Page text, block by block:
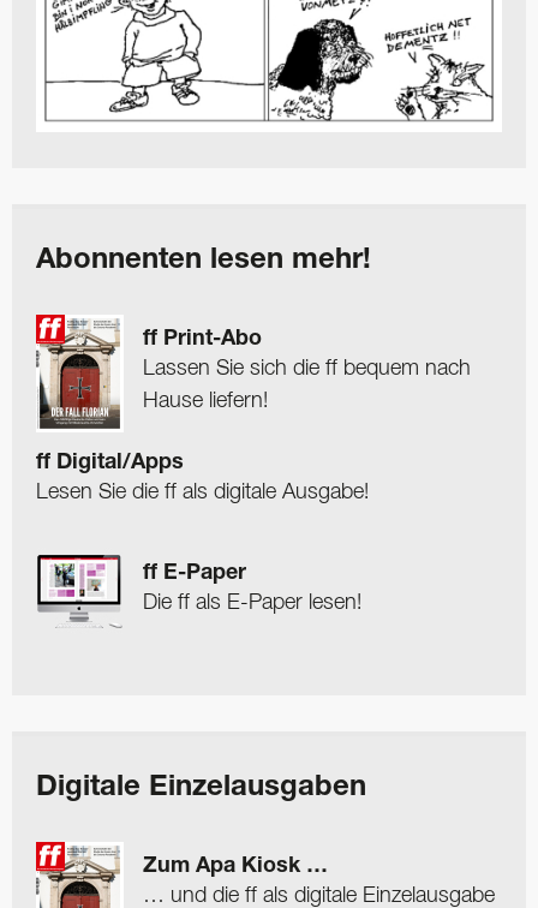
Abonnenten lesen mehr!
ff Print-Abo
Lassen Sie sich die ff bequem nach
Hause liefern!
ff Digital/Apps
Lesen Sie die ff als digitale Ausgabe!
ff E-Paper
Die ff als E-Paper lesen!
Digitale Einzelausgaben
Zum Apa Kiosk …
… und die ff als digitale Einzelausgabe